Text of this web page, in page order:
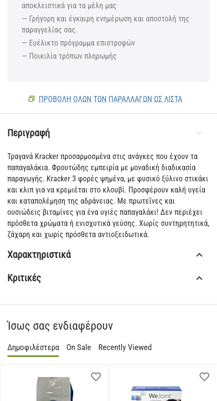
αποκλειστικά για τα μέλη μας
— Γρήγορη και έγκαιρη ενημέρωση και αποστολή της
παραγγελίας σας.
— Ευέλικτο πρόγραμμα επιστροφών
— Ποικιλία τρόπων πληρωμής
ΠΡΟΒΟΛΗ ΟΛΩΝ ΤΩΝ ΠΑΡΑΛΛΑΓΏΝ ΩΣ ΛΊΣΤΑ
Περιγραφή
Τραγανά Kracker προσαρμοσμένα στις ανάγκες που έχουν τα
παπαγαλάκια. Φρουτώδης εμπειρία με μοναδική διαδικασία
παραγωγής. Kracker 3 φορές ψημένα, με φυσικό ξύλινο στικάκι
και κλιπ για να κρεμιέται στο κλουβί. Προσφέρουν καλή υγεία
και καταπολέμηση της αδράνειας. Με πρωτεΐνες και
ουσιώδεις βιταμίνες για ένα υγιές παπαγαλάκι! Δεν περιέχει
πρόσθετα χρώματα ή ενισχυτικά γεύσης. Χωρίς συντηρητητικά,
ζάχαρη και χωρίς πρόσθετα αντιοξειδωτικά.
Χαρακτηριστικά
Κριτικές
Ίσως σας ενδιαφέρουν
Δημοφιλέστερα On Sale Recently Viewed